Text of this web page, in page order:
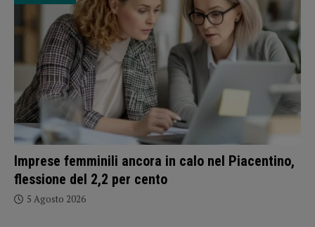
Imprese femminili ancora in calo nel Piacentino,
flessione del 2,2 per cento
5 Agosto 2026